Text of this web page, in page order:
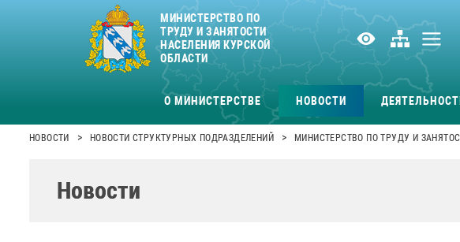
МИНИСТЕРСТВО ПО
ТРУДУ И ЗАНЯТОСТИ
НАСЕЛЕНИЯ КУРСКОЙ
ОБЛАСТИ
О МИНИСТЕРСТВЕ НОВОСТИ
НОВОСТИ > НОВОСТИ СТРУКТУРНЫХ ПОДРАЗДЕЛЕНИЙ > МИНИСТЕРСТВО ПО ТРУДУ И
Новости